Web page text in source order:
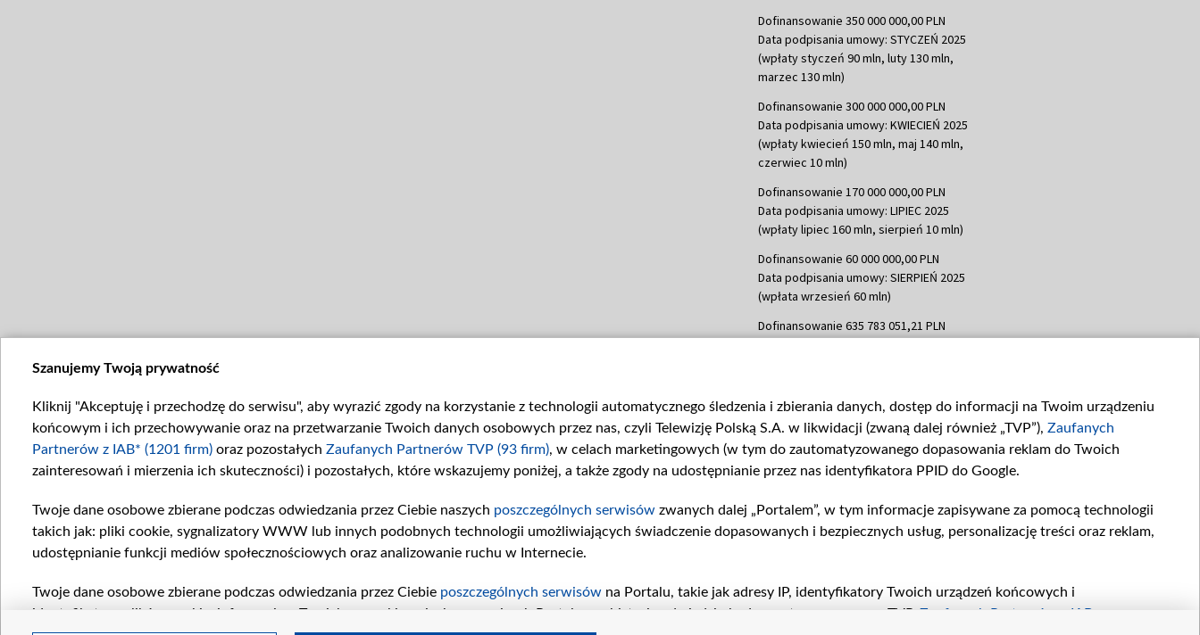
Dofinansowanie 350 000 000,00 PLN
Data podpisania umowy: STYCZEŃ 2025
(wpłaty styczeń 90 mln, luty 130 mln,
marzec 130 mln)
Dofinansowanie 300 000 000,00 PLN
Data podpisania umowy: KWIECIEŃ 2025
(wpłaty kwiecień 150 mln, maj 140 mln,
czerwiec 10 mln)
Dofinansowanie 170 000 000,00 PLN
Data podpisania umowy: LIPIEC 2025
(wpłaty lipiec 160 mln, sierpień 10 mln)
Dofinansowanie 60 000 000,00 PLN
Data podpisania umowy: SIERPIEŃ 2025
(wpłata wrzesień 60 mln)
Dofinansowanie 635 783 051,21 PLN
Dofinansowanie 48 862 000,00 PLN
Data podpisania umowy: GRUDZIEŃ 2025
(wpłata grudzień 60,548 mln)
Dofinansowanie 900 000 000,00 PLN
26 lutego 80 mln, 4 marca 370 mln,8
kwiecień 180 mln, 7 maja 180 mln, 8
Data podpisania umowy LIPIEC 2026 (wpłata
Szanujemy Twoją prywatność
Kliknij "Akceptuję i przechodzę do serwisu", aby wyrazić zgody na korzystanie z technologii automatycznego śledzenia i zbierania danych, dostęp do informacji na Twoim urządzeniu
końcowym i ich przechowywanie oraz na przetwarzanie Twoich danych osobowych przez nas, czyli Telewizję Polską S.A. w likwidacji (zwaną dalej również „TVP”), Zaufanych
Partnerów z IAB* (1201 firm) oraz pozostałych Zaufanych Partnerów TVP (93 firm), w celach marketingowych (w tym do zautomatyzowanego dopasowania reklam do Twoich
zainteresowań i mierzenia ich skuteczności) i pozostałych, które wskazujemy poniżej, a także zgody na udostępnianie przez nas identyfikatora PPID do Google.
Twoje dane osobowe zbierane podczas odwiedzania przez Ciebie naszych poszczególnych serwisów zwanych dalej „Portalem”, w tym informacje zapisywane za pomocą technologii
takich jak: pliki cookie, sygnalizatory WWW lub innych podobnych technologii umożliwiających świadczenie dopasowanych i bezpiecznych usług, personalizację treści oraz reklam,
udostępnianie funkcji mediów społecznościowych oraz analizowanie ruchu w Internecie.
Twoje dane osobowe zbierane podczas odwiedzania przez Ciebie poszczególnych serwisów na Portalu, takie jak adresy IP, identyfikatory Twoich urządzeń końcowych i
identyfikatory plików cookie, informacje o Twoich wyszukiwaniach w serwisach Portalu czy historia odwiedzin będą przetwarzane przez TVP, Zaufanych Partnerów z IAB